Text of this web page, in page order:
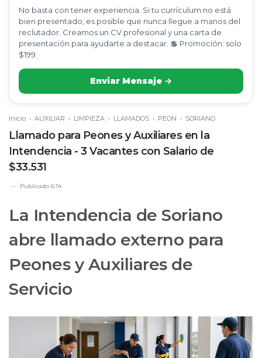
No basta con tener experiencia. Si tu currículum no está
bien presentado, es posible que nunca llegue a manos del
reclutador. Creamos un CV profesional y una carta de
presentación para ayudarte a destacar. 💲 Promoción: solo
$199.
Enviar Mensaje →
Inicio › AUXILIAR › LIMPIEZA › LLAMADOS › PEON › SORIANO
Llamado para Peones y Auxiliares en la
Intendencia - 3 Vacantes con Salario de
$33.531
Publicado 6:14
La Intendencia de Soriano
abre llamado externo para
Peones y Auxiliares de
Servicio